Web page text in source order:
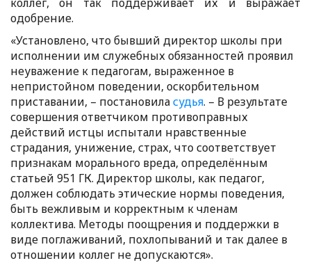
одобрение.
«Установлено, что бывший директор школы при
исполнении им служебных обязанностей проявил
неуважение к педагогам, выраженное в
непристойном поведении, оскорбительном
приставании, – постановиласудья. – В результате
совершения ответчиком противоправных
действий истцы испытали нравственные
страдания, унижение, страх, что соответствует
признакам морального вреда, определённым
статьей 951 ГК. Директор школы, как педагог,
должен соблюдать этические нормы поведения,
быть вежливым и корректным к членам
коллектива. Методы поощрения и поддержки в
виде поглаживаний, похлопываний и так далее в
отношении коллег не допускаются».